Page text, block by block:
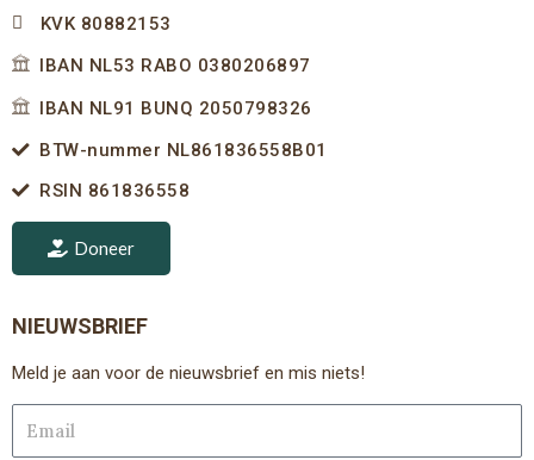
KVK 80882153
IBAN NL53 RABO 0380206897
IBAN NL91 BUNQ 2050798326
BTW-nummer NL861836558B01
RSIN 861836558
Doneer
NIEUWSBRIEF
Meld je aan voor de nieuwsbrief en mis niets!